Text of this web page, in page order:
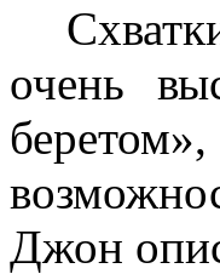
очень
Джон